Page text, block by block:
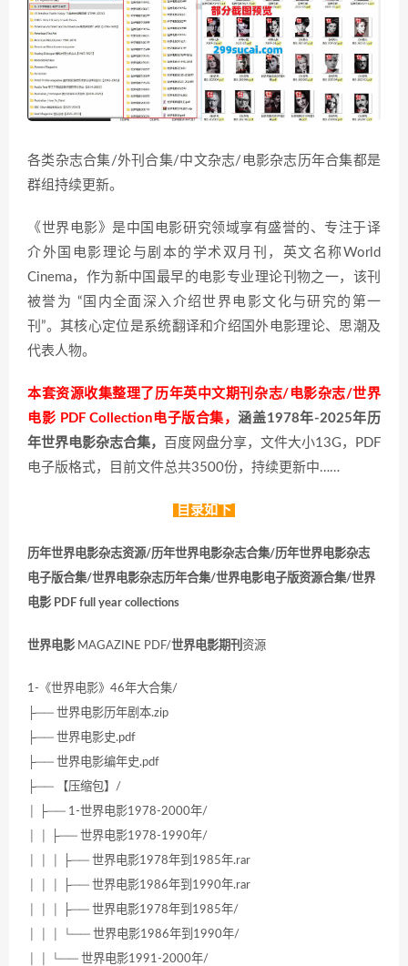
各类杂志合集/外刊合集/中文杂志/电影杂志历年合集都是
群组持续更新。
《世界电影》是中国电影研究领域享有盛誉的、专注于译
介外国电影理论与剧本的学术双月刊，英文名称World
Cinema，作为新中国最早的电影专业理论刊物之一，该刊
被誉为 “国内全面深入介绍世界电影文化与研究的第一
刊”。其核心定位是系统翻译和介绍国外电影理论、思潮及
代表人物。
本套资源收集整理了历年英中文期刊杂志/电影杂志/世界
电影 PDF Collection电子版合集，涵盖1978年-2025年历
年世界电影杂志合集，
百度网盘分享，文件大小13G，PDF
电子版格式，目前文件总共3500份，持续更新中……
目录如下
历年世界电影杂志资源/历年世界电影杂志合集/历年世界电影杂志
电子版合集/世界电影杂志历年合集/世界电影电子版资源合集/世界
电影 PDF full year collections
世界电影 MAGAZINE PDF/世界电影期刊 资源
1-《世界电影》46年大合集/
├── 世界电影历年剧本.zip
├── 世界电影史.pdf
├── 世界电影编年史.pdf
├── 【压缩包】/
│ ├── 1-世界电影1978-2000年/
│ │ ├── 世界电影1978-1990年/
│ │ │ ├── 世界电影1978年到1985年.rar
│ │ │ ├── 世界电影1986年到1990年.rar
│ │ │ ├── 世界电影1978年到1985年/
│ │ │ └── 世界电影1986年到1990年/
│ │ └── 世界电影1991-2000年/